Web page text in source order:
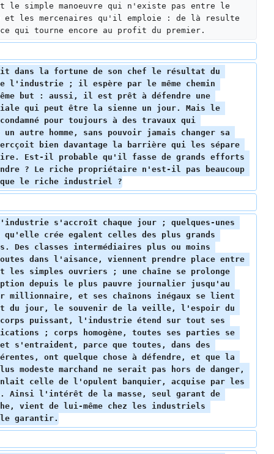
le simple manoeuvre qui n'existe pas entre le
et les mercenaires qu'il emploie : de là resulte
qui tourne encore au profit du premier.
dans la fortune de son chef le résultat du
l'industrie ; il espère par le même chemin
but : aussi, il est prêt à défendre une
qui peut être la sienne un jour. Mais le
pour toujours à des travaux qui
autre homme, sans pouvoir jamais changer sa
bien davantage la barrière qui les sépare
Est-il probable qu'il fasse de grands efforts
? Le riche propriétaire n'est-il pas beaucoup
que le riche industriel ?
s'accroît chaque jour ; quelques-unes
qu'elle crée egalent celles des plus grands
Des classes intermédiaires plus ou moins
dans l'aisance, viennent prendre place entre
les simples ouvriers ; une chaîne se prolonge
depuis le plus pauvre journalier jusqu'au
millionnaire, et ses chaînons inégaux se lient
du jour, le souvenir de la veille, l'espoir du
corps puissant, l'industrie étend sur tout ses
; corps homogène, toutes ses parties se
s'entraident, parce que toutes, dans des
ont quelque chose à défendre, et que la
modeste marchand ne serait pas hors de danger,
celle de l'opulent banquier, acquise par les
Ainsi l'intérêt de la masse, seul garant de
vient de lui-même chez les industriels
garantir.